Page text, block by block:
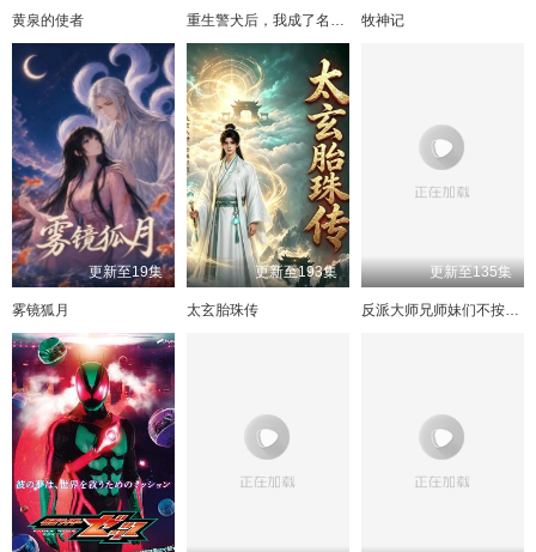
黄泉的使者 重生警犬后，我成了名侦探 牧神记
更新至19集
雾镜狐月
更新至193集
太玄胎珠传
更新至135集
反派大师兄师妹们不按套路出牌